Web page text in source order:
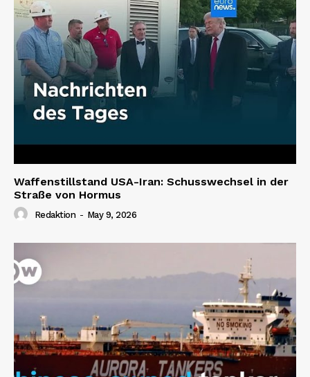
Waffenstillstand USA-Iran: Schusswechsel in der
Straße von Hormus
Redaktion - May 9, 2026